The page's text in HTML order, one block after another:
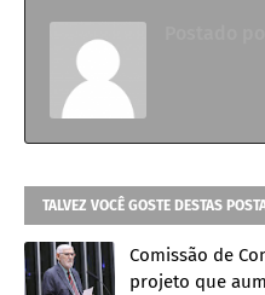
TALVEZ VOCÊ GOSTE DESTAS
Comissão de
projeto que